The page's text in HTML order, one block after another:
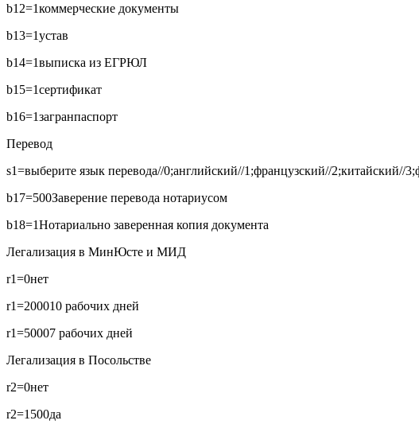
b12=1коммерческие документы
b13=1устав
b14=1выписка из ЕГРЮЛ
b15=1сертификат
b16=1загранпаспорт
Перевод
s1=выберите язык перевода//0;английский//1;французский//2;китайский//
b17=500Заверение перевода нотариусом
b18=1Нотариально заверенная копия документа
Легализация в МинЮсте и МИД
r1=0нет
r1=200010 рабочих дней
r1=50007 рабочих дней
Легализация в Посольстве
r2=0нет
r2=1500да